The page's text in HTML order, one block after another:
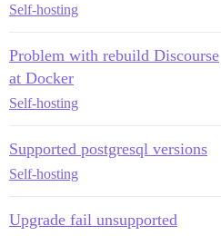
Self-hosting
Problem with rebuild Discourse
at Docker
Self-hosting
Supported postgresql versions
Self-hosting
Upgrade fail unsupported